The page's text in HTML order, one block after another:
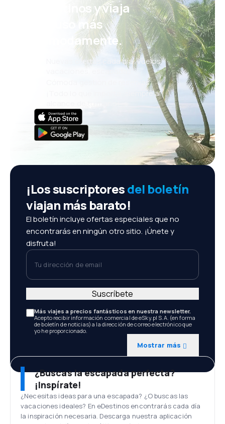
eDestinos y viaja
incluso más
cómodamente.
Nuevas ofertas cada día: vuelos,
vacaciones, escapadas
Cómoda gestión de reservas
¡Todo lo que importa, siempre al
¡Los suscriptoresdel boletín
viajan más barato!
El boletín incluye ofertas especiales que no
encontrarás en ningún otro sitio. ¡Únete y
disfruta!
Tu dirección de email
Más viajes a precios fantásticos en nuestra newsletter.
Acepto recibir información comercial de eSky.pl S.A. (en forma
de boletín de noticias) a la dirección de correo electrónico que
yo he proporcionado.
Mostrar más
Suscríbete
¿Buscas la escapada perfecta?
¡Inspírate!
¿Necesitas ideas para una escapada? ¿O buscas las
vacaciones ideales? En eDestinos encontrarás cada día
la inspiración necesaria. Descarga nuestra aplicación